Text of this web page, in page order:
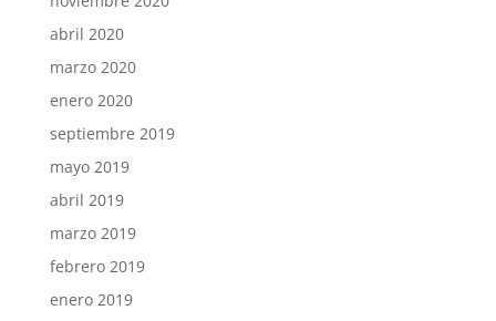
abril 2020
marzo 2020
enero 2020
septiembre 2019
mayo 2019
abril 2019
marzo 2019
febrero 2019
enero 2019